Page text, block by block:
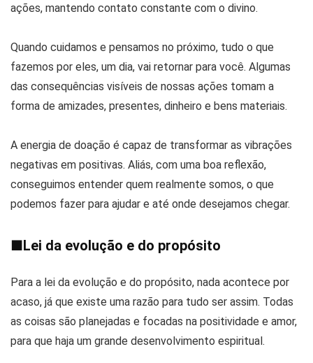
ações, mantendo contato constante com o divino.
Quando cuidamos e pensamos no próximo, tudo o que
fazemos por eles, um dia, vai retornar para você. Algumas
das consequências visíveis de nossas ações tomam a
forma de amizades, presentes, dinheiro e bens materiais.
A energia de doação é capaz de transformar as vibrações
negativas em positivas. Aliás, com uma boa reflexão,
conseguimos entender quem realmente somos, o que
podemos fazer para ajudar e até onde desejamos chegar.
■Lei da evolução e do propósito
Para a lei da evolução e do propósito, nada acontece por
acaso, já que existe uma razão para tudo ser assim. Todas
as coisas são planejadas e focadas na positividade e amor,
para que haja um grande desenvolvimento espiritual.